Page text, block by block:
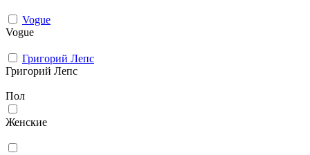
Vogue
Vogue
Григорий Лепс
Григорий Лепс
Пол
Женские